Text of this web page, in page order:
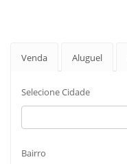
Venda Aluguel
Selecione Cidade
Bairro